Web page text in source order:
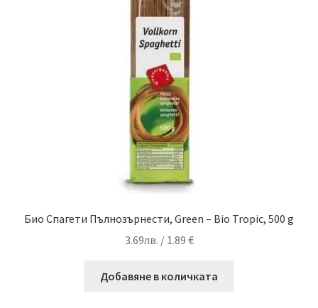
Био Спагети Пълнозърнести, Green – Bio Tropic, 500 g
3.69лв. / 1.89 €
Добавяне в количката